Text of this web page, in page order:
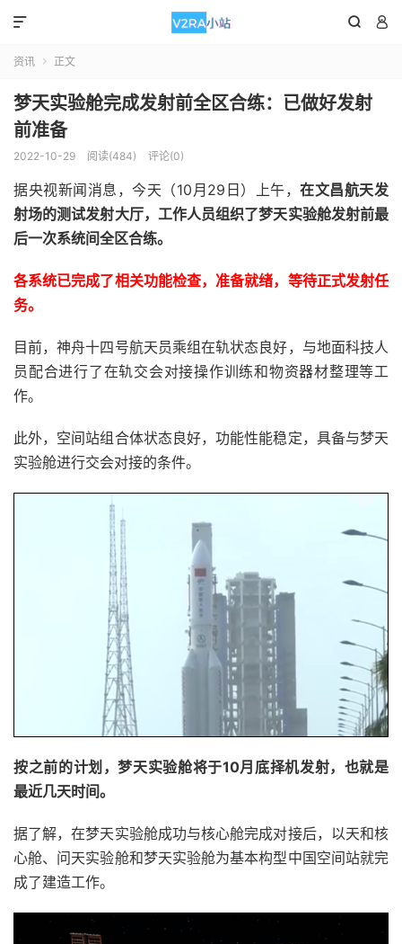
 

资讯  正文
梦天实验舱完成发射前全区合练：已做好发射
前准备
2022-10-29 阅读(484) 评论(0)
据央视新闻消息，今天（10月29日）上午，在文昌航天发
射场的测试发射大厅，工作人员组织了梦天实验舱发射前最
后一次系统间全区合练。
各系统已完成了相关功能检查，准备就绪，等待正式发射任
务。
目前，神舟十四号航天员乘组在轨状态良好，与地面科技人
员配合进行了在轨交会对接操作训练和物资器材整理等工
作。
此外，空间站组合体状态良好，功能性能稳定，具备与梦天
实验舱进行交会对接的条件。
按之前的计划，梦天实验舱将于10月底择机发射，也就是
最近几天时间。
据了解，在梦天实验舱成功与核心舱完成对接后，以天和核
心舱、问天实验舱和梦天实验舱为基本构型中国空间站就完
成了建造工作。